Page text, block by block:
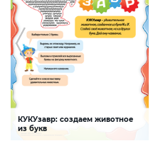
КУКУзавр: создаем животное
из букв